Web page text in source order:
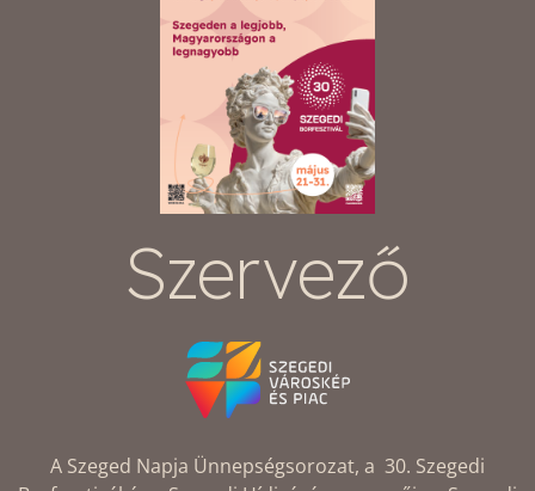
Szervező
A Szeged Napja Ünnepségsorozat, a 30. Szegedi